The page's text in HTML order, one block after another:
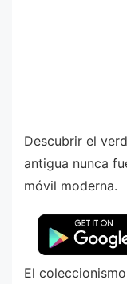
Descubrir el
antigua nunca
móvil moderna.
El